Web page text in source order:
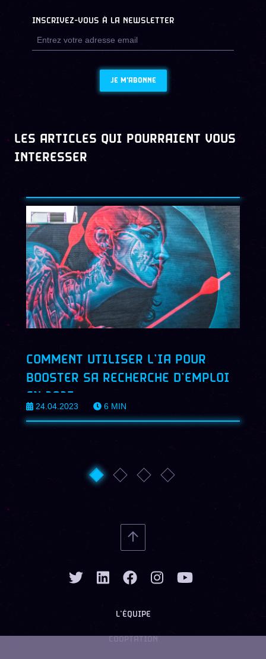
INSCRIVEZ-VOUS À LA NEWSLETTER
JE M'ABONNE
LES ARTICLES QUI POURRAIENT VOUS
INTERESSER
COMMENT UTILISER L’IA POUR
BOOSTER SA RECHERCHE D’EMPLOI
EN 2023
24.04.2023 6 MIN
L’ÉQUIPE
COOPTATION